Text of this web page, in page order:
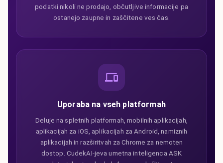
podatki nikoli ne prodajo, občutljive informacije pa
ostanejo zaupne in zaščitene ves čas.
Uporaba na vseh platformah
Deluje na spletnih platformah, mobilnih aplikacijah,
aplikacijah za iOS, aplikacijah za Android, namiznih
aplikacijah in razširitvah za Chrome za nemoten
dostop. CudekAI-jeva umetna inteligenca ASK